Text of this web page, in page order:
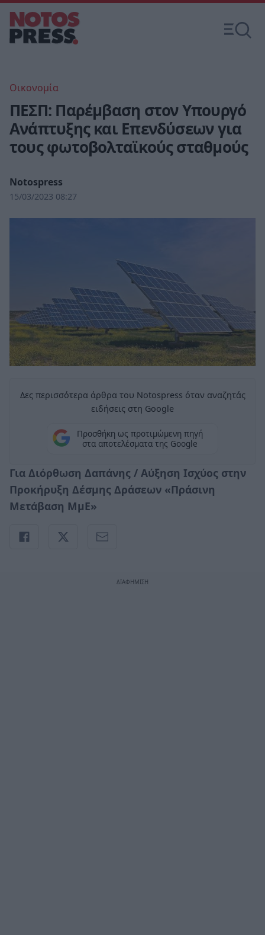
Οικονομία
ΠΕΣΠ: Παρέμβαση στον Υπουργό
Ανάπτυξης και Επενδύσεων για
τους φωτοβολταϊκούς σταθμούς
Notospress
15/03/2023 08:27
Δες περισσότερα άρθρα του Notospress όταν αναζητάς
ειδήσεις στη Google
Προσθήκη ως προτιμώμενη πηγή
στα αποτελέσματα της Google
Για Διόρθωση Δαπάνης / Αύξηση Ισχύος στην
Προκήρυξη Δέσμης Δράσεων «Πράσινη
Μετάβαση ΜμΕ»